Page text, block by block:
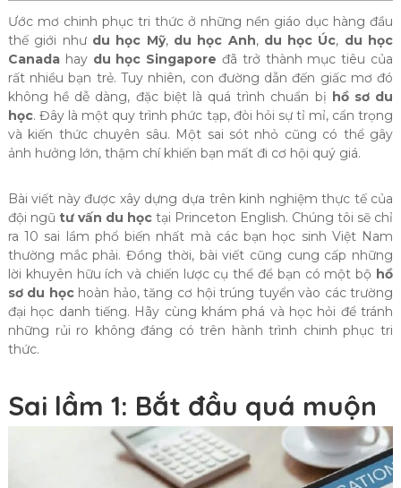
Ước mơ chinh phục tri thức ở những nền giáo dục hàng đầu
thế giới như du học Mỹ, du học Anh, du học Úc, du học
Canadahay du học Singapore đã trở thành mục tiêu của
rất nhiều bạn trẻ. Tuy nhiên, con đường dẫn đến giấc mơ đó
không hề dễ dàng, đặc biệt là quá trình chuẩn bị hồ sơ du
học. Đây là một quy trình phức tạp, đòi hỏi sự tỉ mỉ, cẩn trọng
và kiến thức chuyên sâu. Một sai sót nhỏ cũng có thể gây
ảnh hưởng lớn, thậm chí khiến bạn mất đi cơ hội quý giá.
Bài viết này được xây dựng dựa trên kinh nghiệm thực tế của
đội ngũ tư vấn du học tại Princeton English. Chúng tôi sẽ chỉ
ra 10 sai lầm phổ biến nhất mà các bạn học sinh Việt Nam
thường mắc phải. Đồng thời, bài viết cũng cung cấp những
lời khuyên hữu ích và chiến lược cụ thể để bạn có một bộ hồ
sơ du họchoàn hảo, tăng cơ hội trúng tuyển vào các trường
đại học danh tiếng. Hãy cùng khám phá và học hỏi để tránh
những rủi ro không đáng có trên hành trình chinh phục tri
thức.
Sai lầm 1: Bắt đầu quá muộn